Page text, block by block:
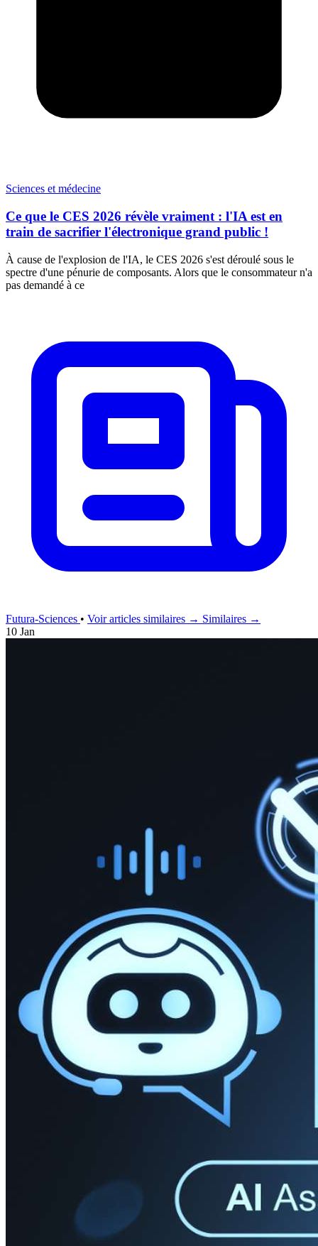
Sciences et médecine
Ce que le CES 2026 révèle vraiment : l'IA est en
train de sacrifier l'électronique grand public !
À cause de l'explosion de l'IA, le CES 2026 s'est déroulé sous le
spectre d'une pénurie de composants. Alors que le consommateur n'a
pas demandé à ce
Futura-Sciences • Voir articles similaires → Similaires →
10 Jan